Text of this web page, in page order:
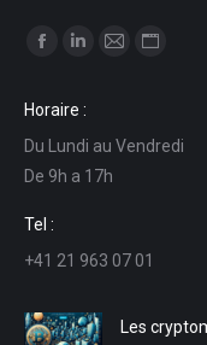
Trouvez nous sur :
Facebook
s'ouvre
dans
une
LinkedIn
s'ouvre
dans
mail Web
Horaire :
Du Lundi au Vendredi
De 9h a 17h
Tel :
+41 21 963 07 01
Les